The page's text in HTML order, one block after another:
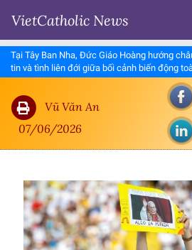
VietCatholic News
Tại Tây Ban Nha, Đức Giáo Hoàng hướng
tin và tình liên đới giữa bối cảnh biến động
Vũ Văn An
07/06/2026